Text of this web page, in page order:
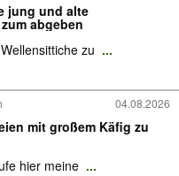
jung und alte
abgeben
zu ...
04.08.2026
mit großem Käfig zu
hier meine ...